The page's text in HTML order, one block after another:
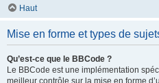
Haut
Mise en forme et types de
Qu’est-ce que le BBCode ?
Le BBCode est une implémentation
meilleur contrôle sur la mise en forme